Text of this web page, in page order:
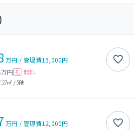
万円 /管理費15,000円
円 礼 無料
㎡ /5階
万円 /管理費12,000円